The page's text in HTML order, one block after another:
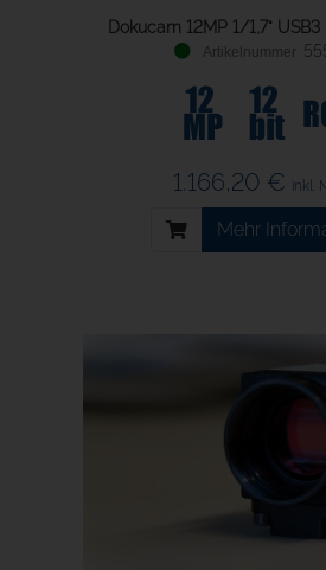
Dokucam 12MP 1/1,7"
1.166,20 € inkl.
Mehr